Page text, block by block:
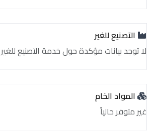
التصنيع للغير
لا توجد بيانات مؤكدة حول خدمة التصنيع للغير
المواد الخام
غير متوفر حالياً